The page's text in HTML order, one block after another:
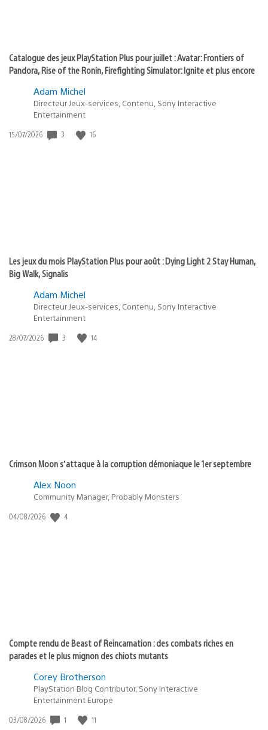
Catalogue des jeux PlayStation Plus pour juillet : Avatar: Frontiers of
Pandora, Rise of the Ronin, Firefighting Simulator: Ignite et plus encore
Adam Michel
Directeur Jeux-services, Contenu, Sony Interactive
Entertainment
Date
15/07/2026 3 16
Les jeux du mois PlayStation Plus pour août : Dying Light 2 Stay Human,
Big Walk, Signalis
Adam Michel
Directeur Jeux-services, Contenu, Sony Interactive
Entertainment
Date
28/07/2026 3 14
Crimson Moon s’attaque à la corruption démoniaque le 1er septembre
Alex Noon
Community Manager, Probably Monsters
Date
04/08/2026 4
Compte rendu de Beast of Reincarnation : des combats riches en
parades et le plus mignon des chiots mutants
Corey Brotherson
PlayStation Blog Contributor, Sony Interactive
Entertainment Europe
Date
03/08/2026 1 11